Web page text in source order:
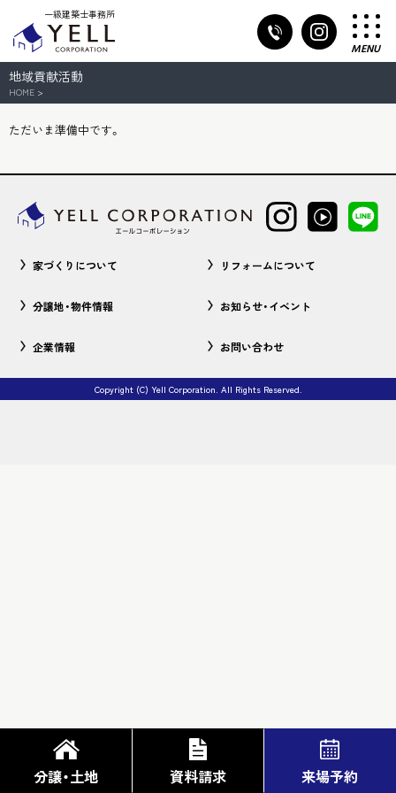
一級建築士事務所
MENU
地域貢献活動
HOME >
ただいま準備中です。
家づくりについて リフォームについて
分譲地・物件情報 お知らせ・イベント
企業情報 お問い合わせ
Copyright (C) Yell Corporation. All Rights Reserved.
分譲・土地 資料請求 来場予約